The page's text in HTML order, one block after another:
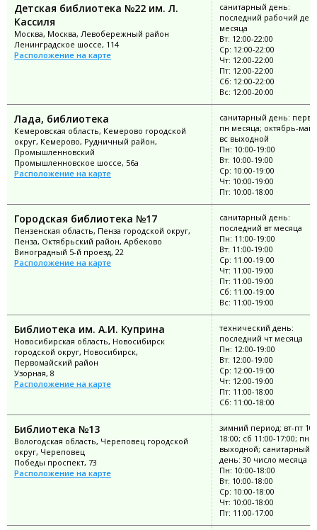
Детская библиотека №22 им. Л.
Кассиля
Москва, Москва, Левобережный район
Ленинградское шоссе, 114
Расположение на карте
санитарный день:
последний рабочий
месяца
Вт: 12:00-22:00
Ср: 12:00-22:00
Чт: 12:00-22:00
Пт: 12:00-22:00
Сб: 12:00-22:00
Вс: 12:00-20:00
Лада, библиотека
Кемеровская область, Кемерово городской
округ, Кемерово, Рудничный район,
Промышленновский
Промышленновское шоссе, 56а
Расположение на карте
санитарный день:
пн месяца; октябрь-май:
вс выходной
Пн: 10:00-19:00
Вт: 10:00-19:00
Ср: 10:00-19:00
Чт: 10:00-19:00
Пт: 10:00-18:00
Городская библиотека №17
Пензенская область, Пенза городской округ,
Пенза, Октябрьский район, Арбеково
Виноградный 5-й проезд, 22
Расположение на карте
санитарный день:
последний вт месяца
Пн: 11:00-19:00
Вт: 11:00-19:00
Ср: 11:00-19:00
Чт: 11:00-19:00
Пт: 11:00-19:00
Сб: 11:00-19:00
Вс: 11:00-19:00
Библиотека им. А.И. Куприна
Новосибирская область, Новосибирск
городской округ, Новосибирск,
Первомайский район
Узорная, 8
Расположение на карте
технический день:
последний чт месяца
Пн: 12:00-19:00
Вт: 12:00-19:00
Ср: 12:00-19:00
Чт: 12:00-19:00
Пт: 11:00-18:00
Сб: 11:00-18:00
Библиотека №13
Вологодская область, Череповец городской
округ, Череповец
Победы проспект, 73
Расположение на карте
зимний период: вт-пт
18:00; сб 11:00-17:00; пн
выходной; санитарный
день: 30 число месяца
Пн: 10:00-18:00
Вт: 10:00-18:00
Ср: 10:00-18:00
Чт: 10:00-18:00
Пт: 11:00-17:00